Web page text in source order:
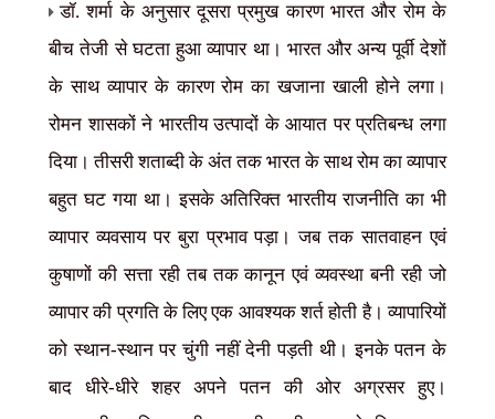
डॉ. शर्मा के अनुसार दूसरा प्रमुख कारण भारत और रोम के
बीच तेजी से घटता हुआ व्यापार था। भारत और अन्य पूर्वी देशों
के साथ व्यापार के कारण रोम का खजाना खाली होने लगा।
रोमन शासकों ने भारतीय उत्पादों के आयात पर प्रतिबन्ध लगा
दिया। तीसरी शताब्दी के अंत तक भारत के साथ रोम का व्यापार
बहुत घट गया था। इसके अतिरिक्त भारतीय राजनीति का भी
व्यापार व्यवसाय पर बुरा प्रभाव पड़ा। जब तक सातवाहन एवं
कुषाणों की सत्ता रही तब तक कानून एवं व्यवस्था बनी रही जो
व्यापार की प्रगति के लिए एक आवश्यक शर्त होती है। व्यापारियों
को स्थान-स्थान पर चुंगी नहीं देनी पड़ती थी। इनके पतन के
बाद धीरे-धीरे शहर अपने पतन की ओर अग्रसर हुए।